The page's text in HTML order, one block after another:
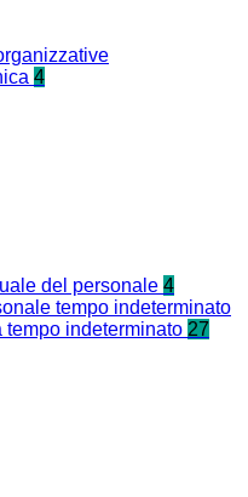
4
del personale 4
tempo indeterminato
tempo indeterminato 27